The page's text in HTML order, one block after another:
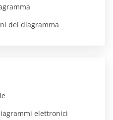
del diagramma
elettronici